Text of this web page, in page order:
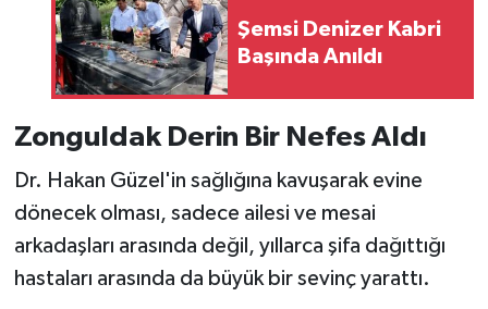
Şemsi Denizer Kabri
Başında Anıldı
Zonguldak Derin Bir Nefes Aldı
Dr. Hakan Güzel'in sağlığına kavuşarak evine
dönecek olması, sadece ailesi ve mesai
arkadaşları arasında değil, yıllarca şifa dağıttığı
hastaları arasında da büyük bir sevinç yarattı.